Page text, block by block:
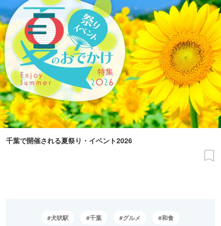
千葉で開催される夏祭り・イベント2026
犬吠駅 千葉 グルメ 和食